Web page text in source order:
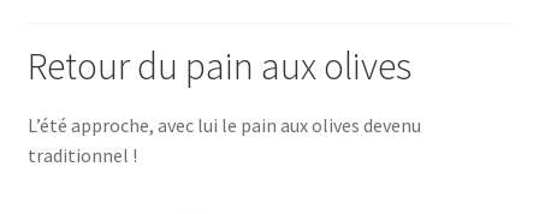
Retour du pain aux olives
L’été approche, avec lui le pain aux olives devenu
traditionnel !